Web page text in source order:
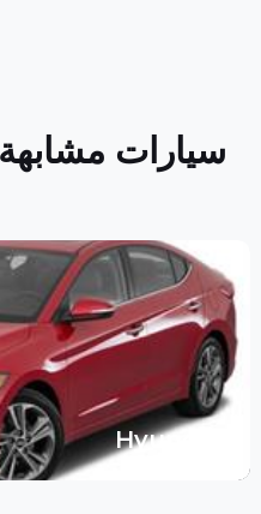
سيارات مشابهة
Hyundai